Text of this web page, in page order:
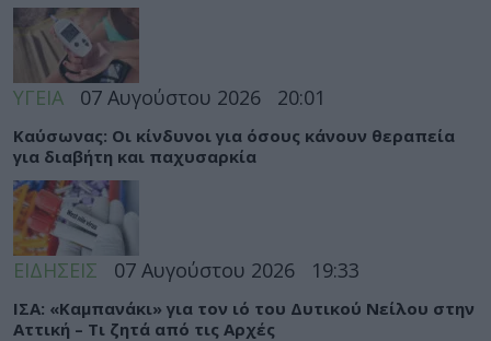
ΥΓΕΙΑ 07 Αυγούστου 2026 20:01
Καύσωνας: Οι κίνδυνοι για όσους κάνουν θεραπεία
για διαβήτη και παχυσαρκία
ΕΙΔΗΣΕΙΣ 07 Αυγούστου 2026 19:33
ΙΣΑ: «Καμπανάκι» για τον ιό του Δυτικού Νείλου στην
Αττική – Τι ζητά από τις Αρχές